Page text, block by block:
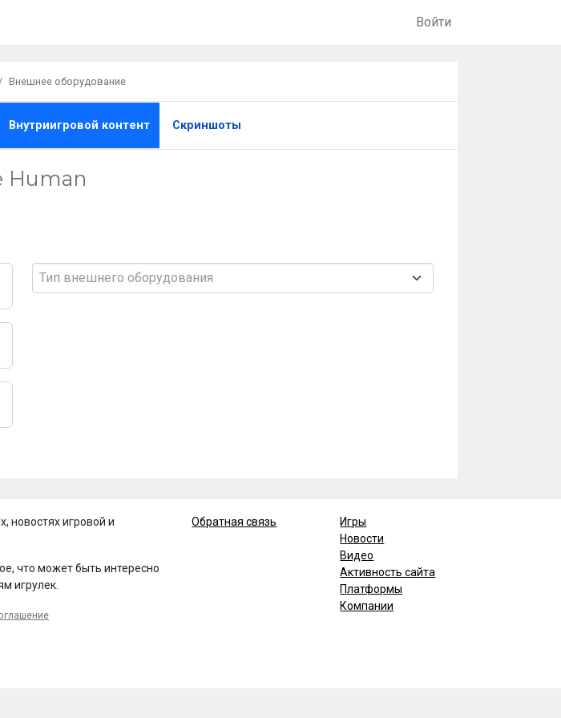
Войти
Внешнее оборудование
Внутриигровой контент Скриншоты
Human
Тип внешнего оборудования
новостях игровой и
что может быть интересно
игрулек.
Обратная связь
Игры
Новости
Видео
Активность сайта
Платформы
Компании